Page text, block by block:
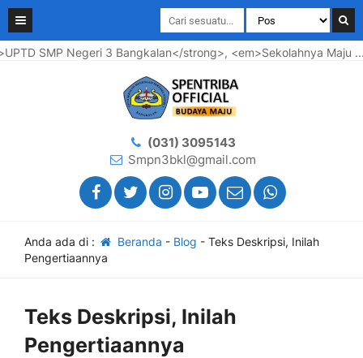
SMP Negeri 3 Bangkalan</strong>, <em>Sekolahnya Maju ....
(031) 3095143
Smpn3bkl@gmail.com
Anda ada di : Beranda - Blog - Teks Deskripsi, Inilah
Pengertiaannya
Teks Deskripsi, Inilah
Pengertiaannya